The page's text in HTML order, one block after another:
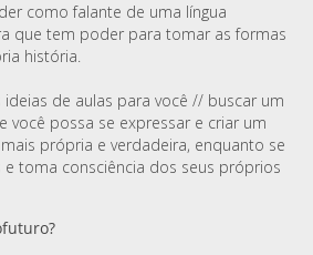
como falante de uma língua
que tem poder para tomar as formas
história.
ideias de aulas para você // buscar um
você possa se expressar e criar um
própria e verdadeira, enquanto se
e toma consciência dos seus próprios